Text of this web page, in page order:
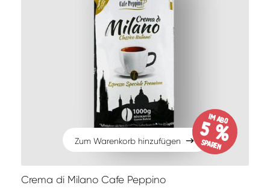
Zum Warenkorb hinzufügen
Zum Warenkorb hinzufügen
im Abo
5 %
sparen
Crema di Milano Cafe Peppino